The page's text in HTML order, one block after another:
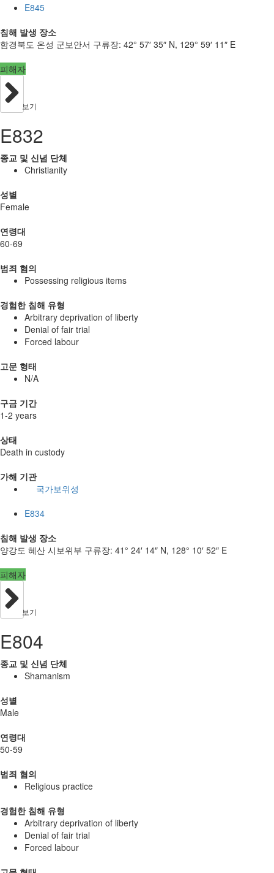
E845
침해 발생 장소
함경북도 온성 군보안서 구류장: 42° 57′ 35″ N, 129° 59′ 11″ E
피해자
보기
E832
종교 및 신념 단체
Christianity
성별
Female
연령대
60-69
범죄 혐의
Possessing religious items
경험한 침해 유형
Arbitrary deprivation of liberty
Denial of fair trial
Forced labour
고문 형태
N/A
구금 기간
1-2 years
상태
Death in custody
가해 기관
국가보위성
E834
침해 발생 장소
양강도 혜산 시보위부 구류장: 41° 24′ 14″ N, 128° 10′ 52″ E
피해자
보기
E804
종교 및 신념 단체
Shamanism
성별
Male
연령대
50-59
범죄 혐의
Religious practice
경험한 침해 유형
Arbitrary deprivation of liberty
Denial of fair trial
Forced labour